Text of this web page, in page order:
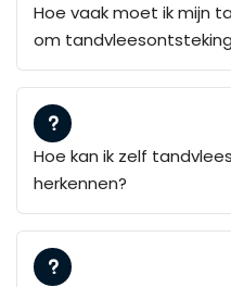
Hoe vaak moet ik mijn
om
Hoe kan ik zelf
herkennen?